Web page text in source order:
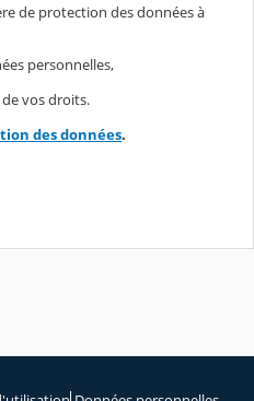
de protection des données à
personnelles,
vos droits.
des données.